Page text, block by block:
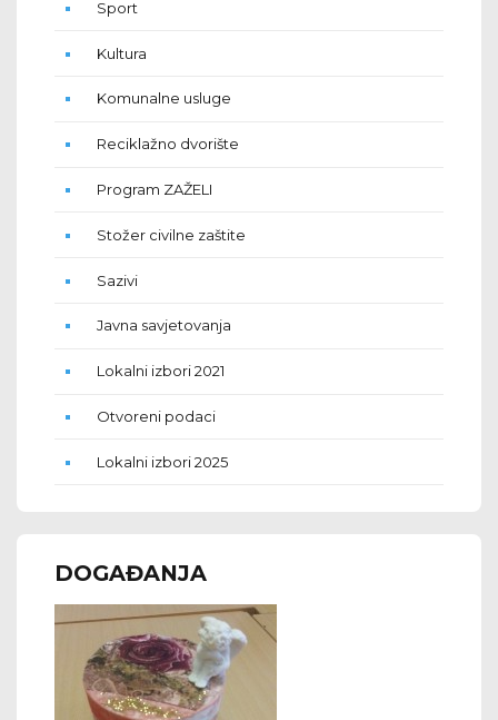
Sport
Kultura
Komunalne usluge
Reciklažno dvorište
Program ZAŽELI
Stožer civilne zaštite
Sazivi
Javna savjetovanja
Lokalni izbori 2021
Otvoreni podaci
Lokalni izbori 2025
DOGAĐANJA